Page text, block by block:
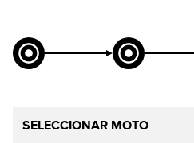
SELECCIONAR MOTO